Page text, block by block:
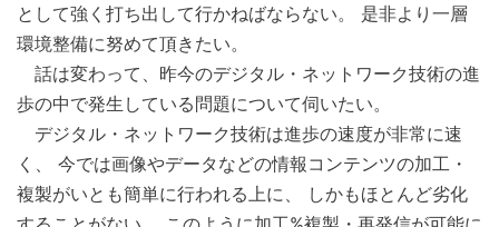
として強く打ち出して行かねばならない。 是非より一層
環境整備に努めて頂きたい。
話は変わって、昨今のデジタル・ネットワーク技術の進
歩の中で発生している問題について伺いたい。
デジタル・ネットワーク技術は進歩の速度が非常に速
く、 今では画像やデータなどの情報コンテンツの加工・
複製がいとも簡単に行われる上に、 しかもほとんど劣化